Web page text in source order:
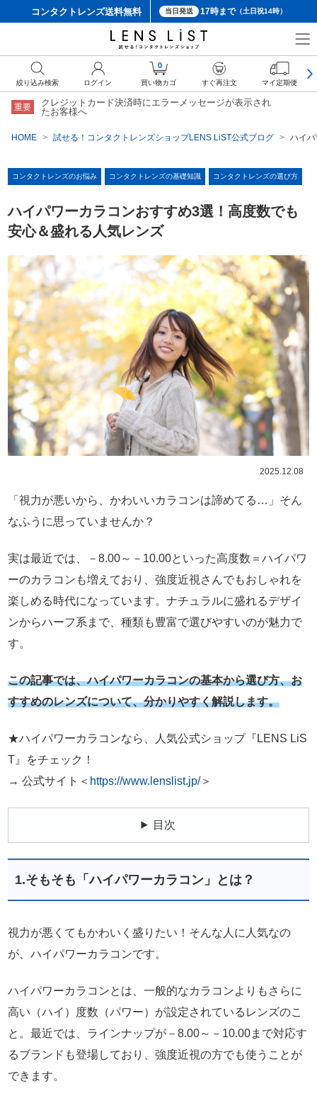
コンタクトレンズ送料無料 当日発送 17時まで（土日祝14時）
重要
クレジットカード決済時にエラーメッセージが表示され
たお客様へ
HOME 試せる！コンタクトレンズショップLENS LiST公式ブログ ハイ
コンタクトレンズのお悩み コンタクトレンズの基礎知識 コンタクトレンズの選び方
ハイパワーカラコンおすすめ3選！高度数でも
安心＆盛れる人気レンズ
2025.12.08
「視力が悪いから、かわいいカラコンは諦めてる…」そん
なふうに思っていませんか？
実は最近では、－8.00～－10.00といった高度数＝ハイパワ
ーのカラコンも増えており、強度近視さんでもおしゃれを
楽しめる時代になっています。ナチュラルに盛れるデザイ
ンからハーフ系まで、種類も豊富で選びやすいのが魅力で
す。
この記事では、ハイパワーカラコンの基本から選び方、お
すすめのレンズについて、分かりやすく解説します。
★ハイパワーカラコンなら、人気公式ショップ『LENS LiS
T』をチェック！
→ 公式サイト＜ https://www.lenslist.jp/＞
目次
1.そもそも「ハイパワーカラコン」とは？
視力が悪くてもかわいく盛りたい！そんな人に人気なの
が、ハイパワーカラコンです。
ハイパワーカラコンとは、一般的なカラコンよりもさらに
高い（ハイ）度数（パワー）が設定されているレンズのこ
と。最近では、ラインナップが－8.00～－10.00まで対応す
るブランドも登場しており、強度近視の方でも使うことが
できます。
絞り込み検索 ログイン
0
買い物カゴ すぐ再注文 マイ定期便